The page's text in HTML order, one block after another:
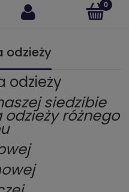
odzieży
odzieży
siedzibie
odzieży różnego